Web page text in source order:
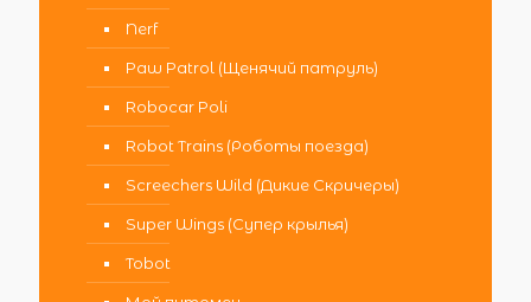
Nerf
Paw Patrol (Щенячий патруль)
Robocar Poli
Robot Trains (Роботы поезда)
Screechers Wild (Дикие Скричеры)
Super Wings (Супер крылья)
Tobot